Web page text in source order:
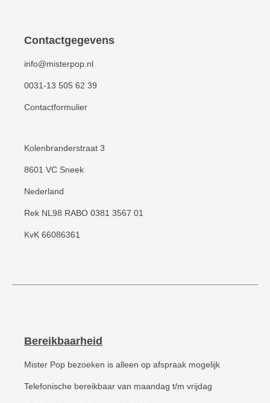
Contactgegevens
info@misterpop.nl
0031-13 505 62 39
Contactformulier
Kolenbranderstraat 3
8601 VC Sneek
Nederland
Rek NL98 RABO 0381 3567 01
KvK 66086361
Bereikbaarheid
Mister Pop bezoeken is alleen op afspraak mogelijk
Telefonische bereikbaar van maandag t/m vrijdag